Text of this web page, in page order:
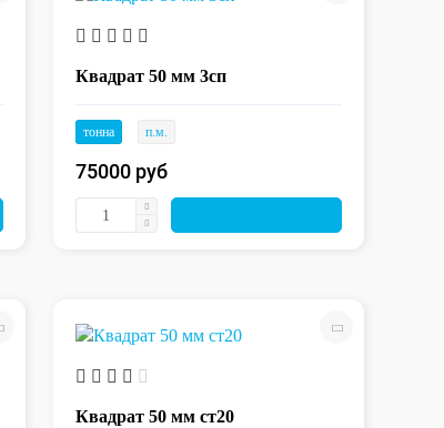
Квадрат 50 мм 3сп
тонна п.м.
75000 руб
Квадрат 50 мм ст20